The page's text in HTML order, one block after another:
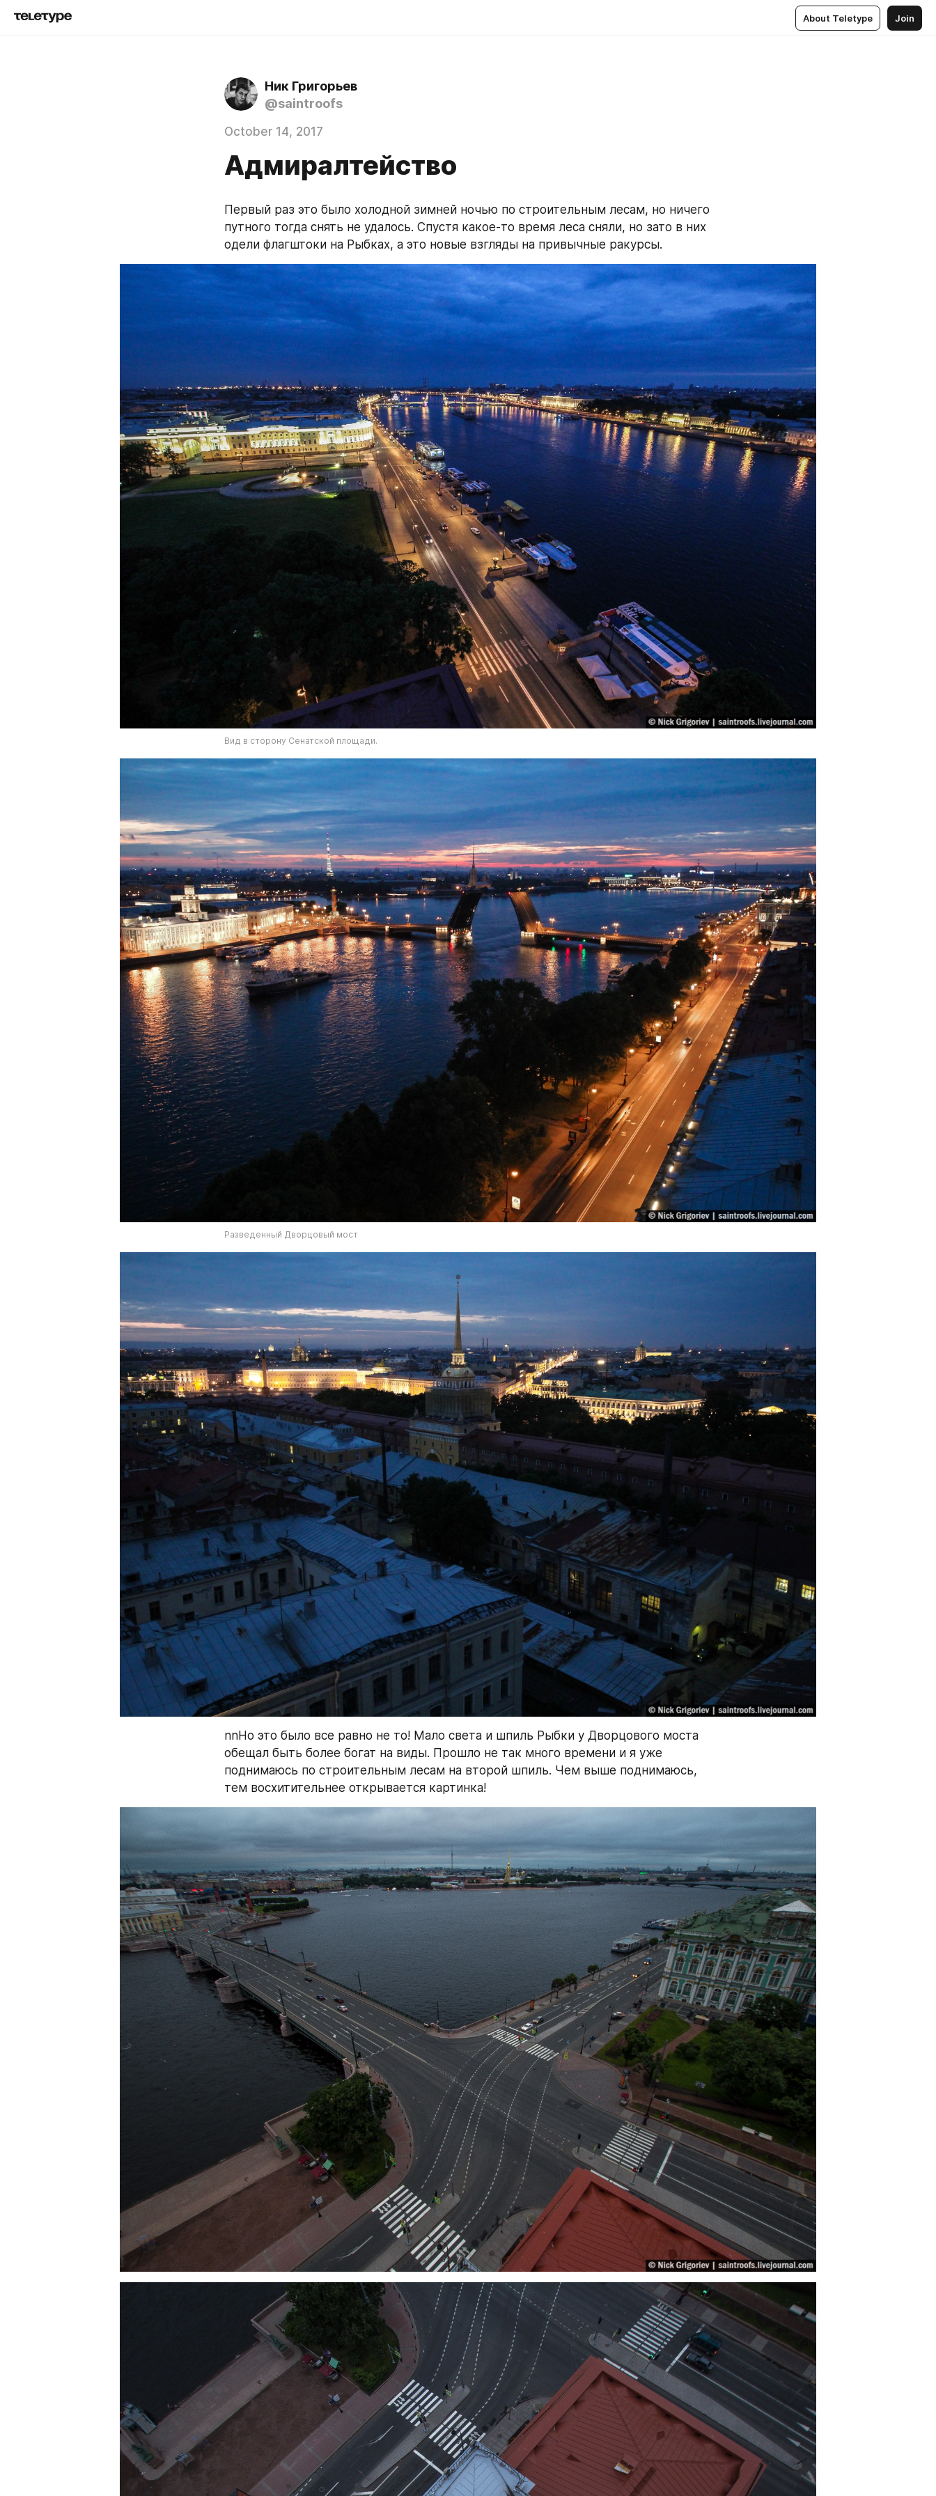
About Teletype Join
Ник Григорьев
@saintroofs
October 14, 2017
Адмиралтейство
Первый раз это было холодной зимней ночью по строительным лесам, но ничего
путного тогда снять не удалось. Спустя какое-то время леса сняли, но зато в них
одели флагштоки на Рыбках, а это новые взгляды на привычные ракурсы.
Вид в сторону Сенатской площади.
Разведенный Дворцовый мост
nnНо это было все равно не то! Мало света и шпиль Рыбки у Дворцового моста
обещал быть более богат на виды. Прошло не так много времени и я уже
поднимаюсь по строительным лесам на второй шпиль. Чем выше поднимаюсь,
тем восхитительнее открывается картинка!